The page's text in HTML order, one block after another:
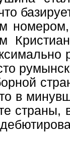
номером,
в
страны,